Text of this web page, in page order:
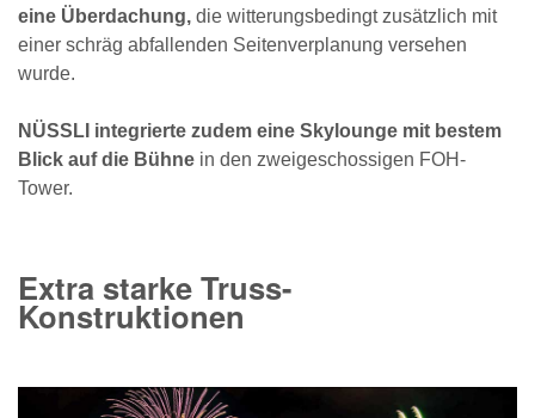
eine Überdachung, die witterungsbedingt zusätzlich mit
einer schräg abfallenden Seitenverplanung versehen
wurde.
NÜSSLI integrierte zudem eine Skylounge mit bestem
Blick auf die Bühne in den zweigeschossigen FOH-
Tower.
Extra starke Truss-
Konstruktionen